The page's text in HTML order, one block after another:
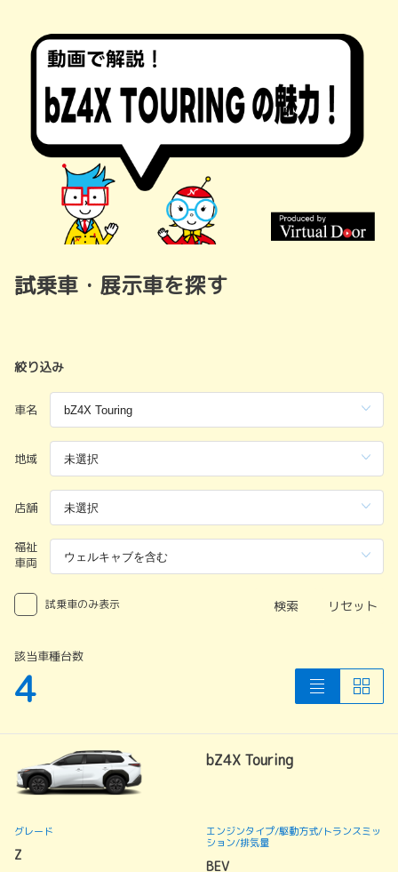
試乗車・展示車を探す
絞り込み
車名
地域
店舗
福祉
車両
試乗車のみ表示 検索 リセット
該当車種台数
4
bZ4X Touring
グレード
Z
エンジンタイプ/駆動方式/トランスミッ
ション/排気量
BEV